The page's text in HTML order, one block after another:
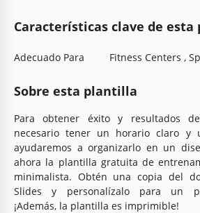
Características clave de
Adecuado Para Fitness Centers ,
Sobre esta plantilla
Para obtener éxito y resultados
necesario tener un horario claro y
ayudaremos a organizarlo en un
ahora la plantilla gratuita de
minimalista. Obtén una copia del
Slides y personalízalo para un
¡Además, la plantilla es imprimible!